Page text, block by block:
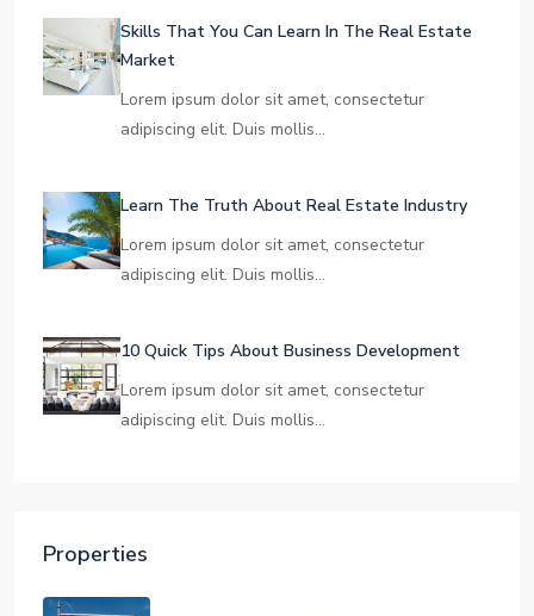
Skills That You Can Learn In The Real Estate
Market
Lorem ipsum dolor sit amet, consectetur
adipiscing elit. Duis mollis…
Learn The Truth About Real Estate Industry
Lorem ipsum dolor sit amet, consectetur
adipiscing elit. Duis mollis…
10 Quick Tips About Business Development
Lorem ipsum dolor sit amet, consectetur
adipiscing elit. Duis mollis…
Properties